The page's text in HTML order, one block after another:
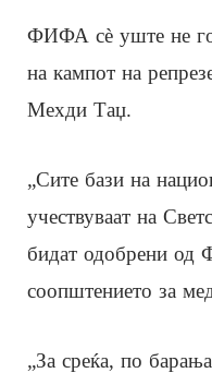
ФИФА сè уште не го
на кампот на
Мехди Таџ.
„Сите бази на
учествуваат на
бидат одобрени
соопштението за
„За среќа, по